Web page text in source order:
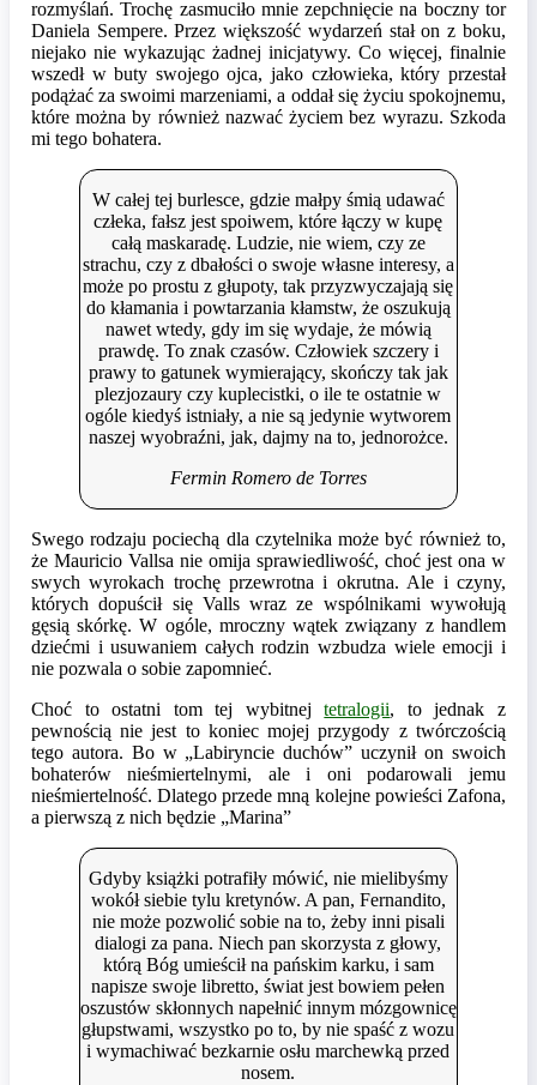
rozmyślań. Trochę zasmuciło mnie zepchnięcie na boczny tor
Daniela Sempere. Przez większość wydarzeń stał on z boku,
niejako nie wykazując żadnej inicjatywy. Co więcej, finalnie
wszedł w buty swojego ojca, jako człowieka, który przestał
podążać za swoimi marzeniami, a oddał się życiu spokojnemu,
które można by również nazwać życiem bez wyrazu. Szkoda
mi tego bohatera.
W całej tej burlesce, gdzie małpy śmią udawać
człeka, fałsz jest spoiwem, które łączy w kupę
całą maskaradę. Ludzie, nie wiem, czy ze
strachu, czy z dbałości o swoje własne interesy, a
może po prostu z głupoty, tak przyzwyczajają się
do kłamania i powtarzania kłamstw, że oszukują
nawet wtedy, gdy im się wydaje, że mówią
prawdę. To znak czasów. Człowiek szczery i
prawy to gatunek wymierający, skończy tak jak
plezjozaury czy kuplecistki, o ile te ostatnie w
ogóle kiedyś istniały, a nie są jedynie wytworem
naszej wyobraźni, jak, dajmy na to, jednorożce.
Fermin Romero de Torres
Swego rodzaju pociechą dla czytelnika może być również to,
że Mauricio Vallsa nie omija sprawiedliwość, choć jest ona w
swych wyrokach trochę przewrotna i okrutna. Ale i czyny,
których dopuścił się Valls wraz ze wspólnikami wywołują
gęsią skórkę. W ogóle, mroczny wątek związany z handlem
dziećmi i usuwaniem całych rodzin wzbudza wiele emocji i
nie pozwala o sobie zapomnieć.
Choć to ostatni tom tej wybitnejtetralogii, to jednak z
pewnością nie jest to koniec mojej przygody z twórczością
tego autora. Bo w „Labiryncie duchów” uczynił on swoich
bohaterów nieśmiertelnymi, ale i oni podarowali jemu
nieśmiertelność. Dlatego przede mną kolejne powieści Zafona,
a pierwszą z nich będzie „Marina”
Gdyby książki potrafiły mówić, nie mielibyśmy
wokół siebie tylu kretynów. A pan, Fernandito,
nie może pozwolić sobie na to, żeby inni pisali
dialogi za pana. Niech pan skorzysta z głowy,
którą Bóg umieścił na pańskim karku, i sam
napisze swoje libretto, świat jest bowiem pełen
oszustów skłonnych napełnić innym mózgownicę
głupstwami, wszystko po to, by nie spaść z wozu
i wymachiwać bezkarnie osłu marchewką przed
nosem.